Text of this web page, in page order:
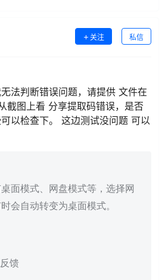
关注 私信
法判断错误问题，请提供 文件在
截图上看 分享提取码错误，是否
以检查下。 这边测试没问题 可以
面模式、网盘模式等，选择网
会自动转变为桌面模式。
馈